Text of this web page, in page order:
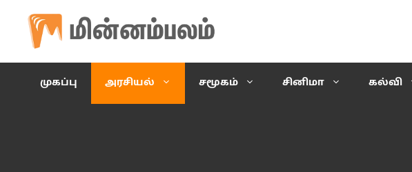
content
முகப்பு அரசியல் சமூகம் சினிமா கல்வி